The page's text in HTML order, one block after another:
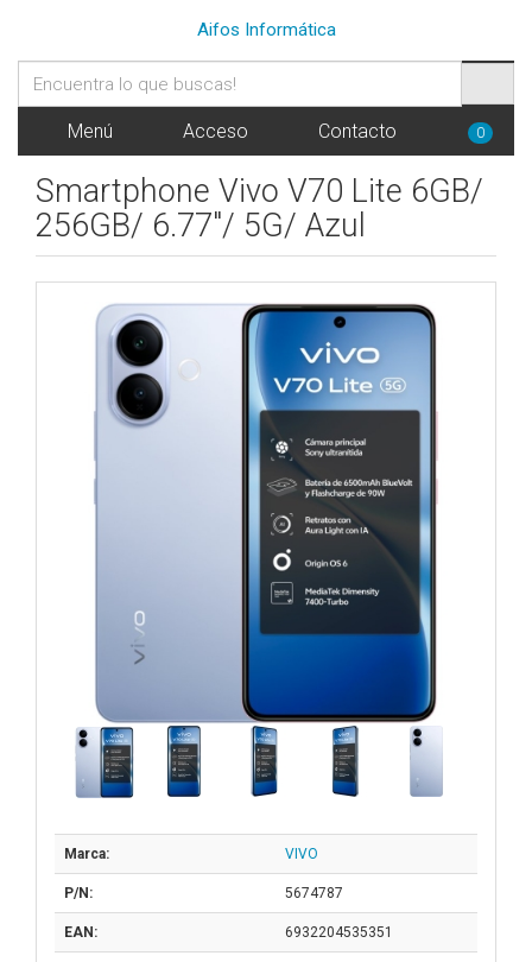
Aifos Informática
Menú Acceso Contacto 0
Smartphone Vivo V70 Lite 6GB/
256GB/ 6.77"/ 5G/ Azul
Marca: VIVO
P/N: 5674787
EAN: 6932204535351